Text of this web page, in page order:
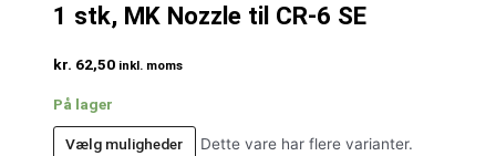
1 stk, MK Nozzle til CR-6 SE
kr. 62,50 inkl. moms
På lager
Vælg muligheder
Dette vare har flere varianter.